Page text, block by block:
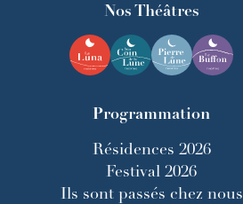
Nos Théâtres
Programmation
Résidences 2026
Festival 2026
Ils sont passés chez nous